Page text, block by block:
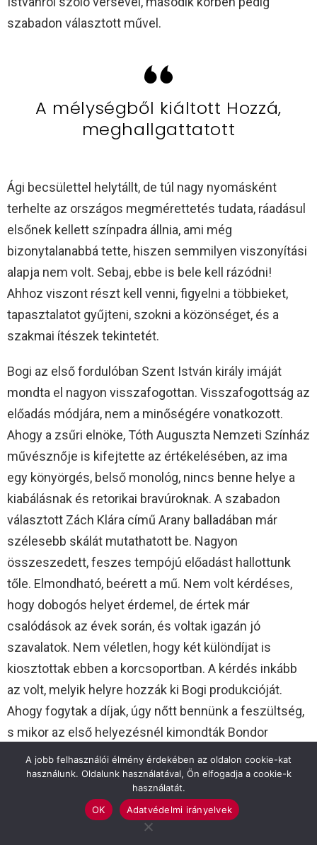
szabadon választott művel.
A mélységből kiáltott Hozzá,
meghallgattatott
Ági becsülettel helytállt, de túl nagy nyomásként
terhelte az országos megmérettetés tudata, ráadásul
elsőnek kellett színpadra állnia, ami még
bizonytalanabbá tette, hiszen semmilyen viszonyítási
alapja nem volt. Sebaj, ebbe is bele kell rázódni!
Ahhoz viszont részt kell venni, figyelni a többieket,
tapasztalatot gyűjteni, szokni a közönséget, és a
szakmai ítészek tekintetét.
Bogi az első fordulóban Szent István király imáját
mondta el nagyon visszafogottan. Visszafogottság az
előadás módjára, nem a minőségére vonatkozott.
Ahogy a zsűri elnöke, Tóth Auguszta Nemzeti Színház
művésznője is kifejtette az értékelésében, az ima
egy könyörgés, belső monológ, nincs benne helye a
kiabálásnak és retorikai bravúroknak. A szabadon
választott Zách Klára című Arany balladában már
szélesebb skálát mutathatott be. Nagyon
összeszedett, feszes tempójú előadást hallottunk
tőle. Elmondható, beérett a mű. Nem volt kérdéses,
hogy dobogós helyet érdemel, de értek már
csalódások az évek során, és voltak igazán jó
szavalatok. Nem véletlen, hogy két különdíjat is
kiosztottak ebben a korcsoportban. A kérdés inkább
az volt, melyik helyre hozzák ki Bogi produkcióját.
Ahogy fogytak a díjak, úgy nőtt bennünk a feszültség,
s mikor az első helyezésnél kimondták Bondor
Boglárka nevét, a lány tanácstalanul körbenézett, mint
aki megerősítésre vár, hogy tényleg azt hallotta, amit,
nem csak a képzelete játszik vele. Teljes
megilletődöttséggel vette át a díjat, s szerintem,
A jobb felhasználói élmény érdekében az oldalon cookie-kat
használunk. Oldalunk használatával, Ön elfogadja a cookie-k
használatát.
OK
Adatvédelmi irányelvek